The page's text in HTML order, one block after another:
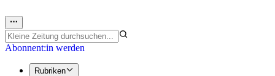
Abonnent:in werden
Rubriken